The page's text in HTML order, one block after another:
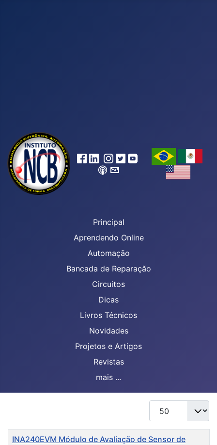
Principal
Aprendendo Online
Automação
Bancada de Reparação
Circuitos
Dicas
Livros Técnicos
Novidades
Projetos e Artigos
Revistas
mais ...
Mostrar #
Título
INA240EVM Módulo de Avaliação de Sensor de